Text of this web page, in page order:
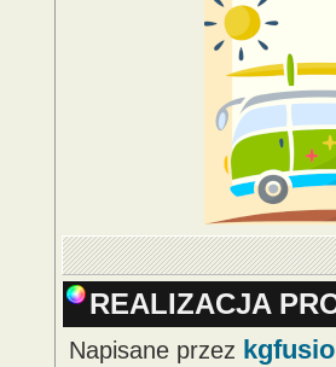
REALIZACJA
Napisane przez